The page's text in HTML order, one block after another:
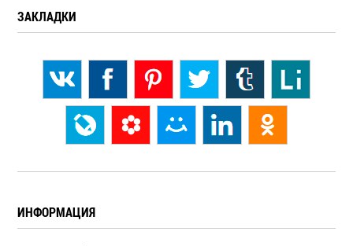
ЗАКЛАДКИ
ИНФОРМАЦИЯ